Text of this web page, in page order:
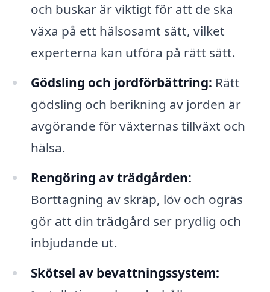
och buskar är viktigt för att de ska
växa på ett hälsosamt sätt, vilket
experterna kan utföra på rätt sätt.
Gödsling och jordförbättring: Rätt
gödsling och berikning av jorden är
avgörande för växternas tillväxt och
hälsa.
Rengöring av trädgården:
Borttagning av skräp, löv och ogräs
gör att din trädgård ser prydlig och
inbjudande ut.
Skötsel av bevattningssystem: